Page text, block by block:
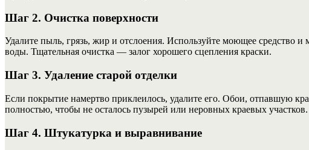
Шаг 2. Очистка поверхности
Удалите пыль, грязь, жир и отслоения. Используйте моющее средство
воды. Тщательная очистка — залог хорошего сцепления краски.
Шаг 3. Удаление старой отделки
Если покрытие намертво приклеилось, удалите его. Обои, отпавшую
полностью, чтобы не осталось пузырей или неровных краевых участков.
Шаг 4. Штукатурка и выравнивание